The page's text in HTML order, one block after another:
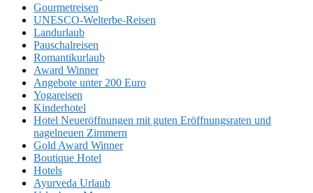
Gourmetreisen
UNESCO-Welterbe-Reisen
Landurlaub
Pauschalreisen
Romantikurlaub
Award Winner
Angebote unter 200 Euro
Yogareisen
Kinderhotel
Hotel Neueröffnungen mit guten Eröffnungsraten und
nagelneuen Zimmern
Gold Award Winner
Boutique Hotel
Hotels
Ayurveda Urlaub